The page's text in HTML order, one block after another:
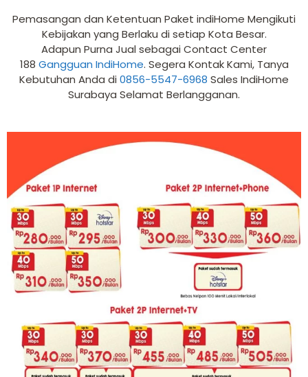
Pemasangan dan Ketentuan Paket indiHome Mengikuti
Kebijakan yang Berlaku di setiap Kota Besar.
Adapun Purna Jual sebagai Contact Center
188 Gangguan IndiHome. Segera Kontak Kami, Tanya
Kebutuhan Anda di 0856-5547-6968 Sales IndiHome
Surabaya Selamat Berlangganan.